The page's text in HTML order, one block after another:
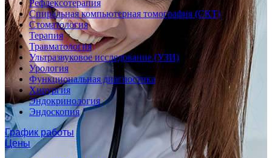
Рефлексотерапия
Спиральная компьютерная томография (СКТ)
Стоматология
Терапия
Травматология
Ультразвуковое исследование (УЗИ)
Урология
Функциональная диагностика
Хирургия
Эндокринология
Эндоскопия
График работы
Цены